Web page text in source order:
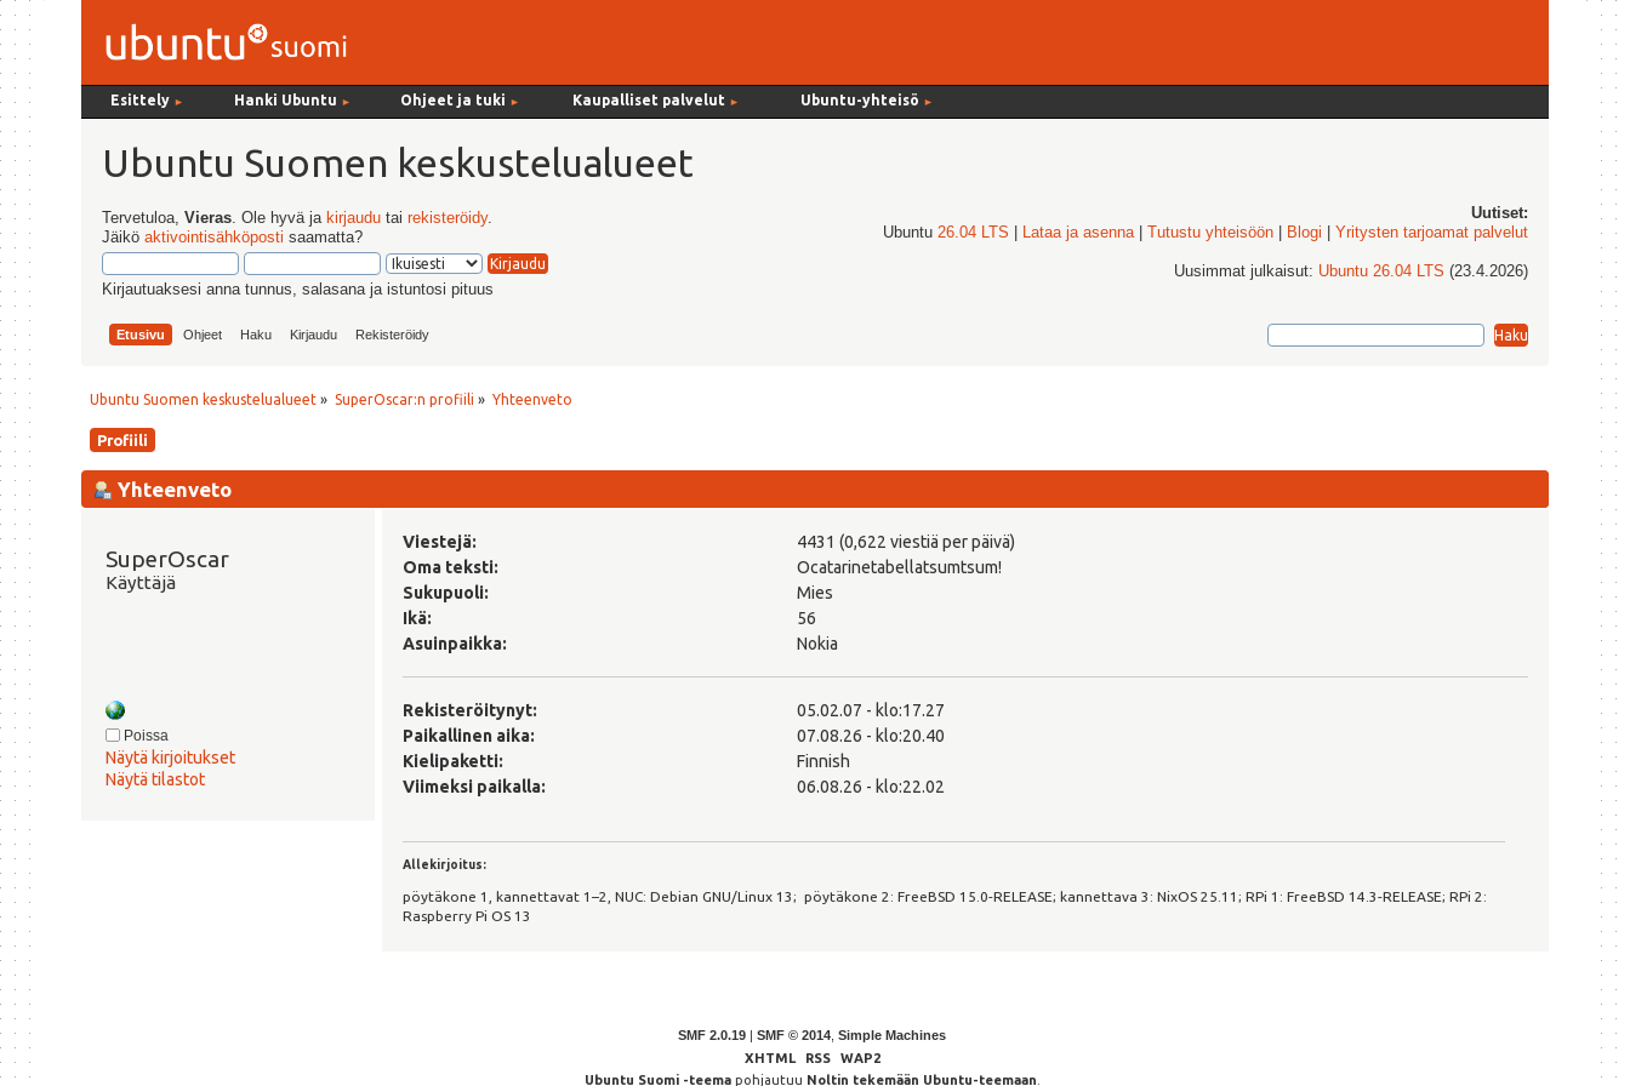
Esittely ► Hanki Ubuntu ► Ohjeet ja tuki ► Kaupalliset palvelut ► Ubuntu-yhteisö ►
Ubuntu Suomen keskustelualueet
Tervetuloa, Vieras. Ole hyvä ja kirjaudutai rekisteröidy.
Jäikö aktivointisähköposti saamatta?
Kirjautuaksesi anna tunnus, salasana ja istuntosi pituus
Uutiset:
Ubuntu26.04 LTS Lataa ja asenna|Tutustu yhteisöön Blogi |Yritysten tarjoamat palvelut
Uusimmat julkaisut: Ubuntu 26.04 LTS (23.4.2026)
Etusivu Ohjeet Haku Kirjaudu Rekisteröidy
Ubuntu Suomen keskustelualueet » SuperOscar:n profiili » Yhteenveto
Profiili
Yhteenveto
SuperOscar
Käyttäjä
Poissa
Näytä kirjoitukset
Näytä tilastot
Viestejä:
4431 (0,622 viestiä per päivä)
Oma teksti:
Ocatarinetabellatsumtsum!
Sukupuoli:
Mies
Ikä:
56
Asuinpaikka:
Nokia
Rekisteröitynyt:
05.02.07 - klo:17.27
Paikallinen aika:
07.08.26 - klo:20.40
Kielipaketti:
Finnish
Viimeksi paikalla:
06.08.26 - klo:22.02
Allekirjoitus:
pöytäkone 1, kannettavat 1–2, NUC: Debian GNU/Linux 13; pöytäkone 2: FreeBSD 15.0-RELEASE; kannettava 3: NixOS 25.11; RPi 1: FreeBSD 14.3-RELEASE; RPi 2:
Raspberry Pi OS 13
SMF 2.0.19 SMF © 2014 Simple Machines
XHTML
RSS
WAP2
Ubuntu Suomi -teemapohjautuu Noltin tekemään Ubuntu-teemaan